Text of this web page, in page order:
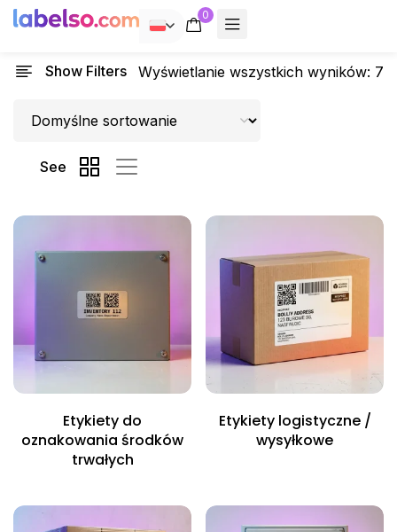
POLSKI
0
Show Filters Wyświetlanie wszystkich wyników: 7
See
Etykiety do
oznakowania środków
trwałych
Etykiety logistyczne /
wysyłkowe